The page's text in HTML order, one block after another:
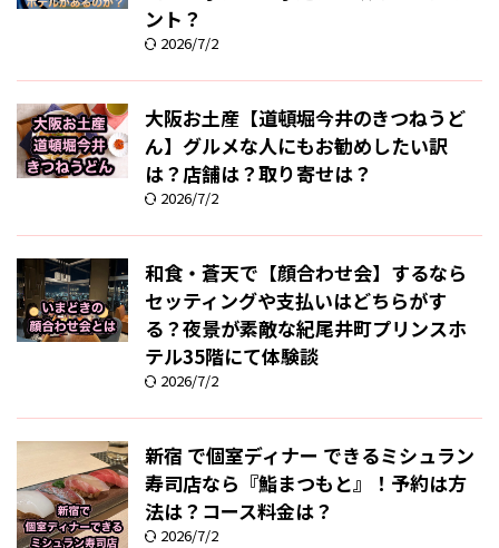
ント？
2026/7/2
大阪お土産【道頓堀今井のきつねうど
ん】グルメな人にもお勧めしたい訳
は？店舗は？取り寄せは？
2026/7/2
和食・蒼天で【顔合わせ会】するなら
セッティングや支払いはどちらがす
る？夜景が素敵な紀尾井町プリンスホ
テル35階にて体験談
2026/7/2
新宿 で個室ディナー できるミシュラン
寿司店なら『鮨まつもと』！予約は方
法は？コース料金は？
2026/7/2